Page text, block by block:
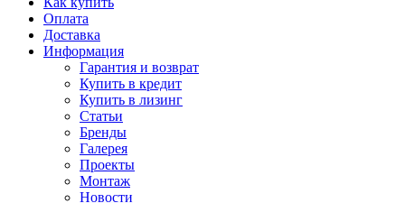
Оплата
Доставка
Информация
Гарантия и возврат
Купить в кредит
Купить в лизинг
Статьи
Бренды
Галерея
Проекты
Монтаж
Новости